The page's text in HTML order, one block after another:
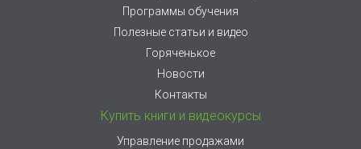
Программы обучения
Полезные статьи и видео
Горяченькое
Новости
Контакты
Купить книги и видеокурсы
Управление продажами